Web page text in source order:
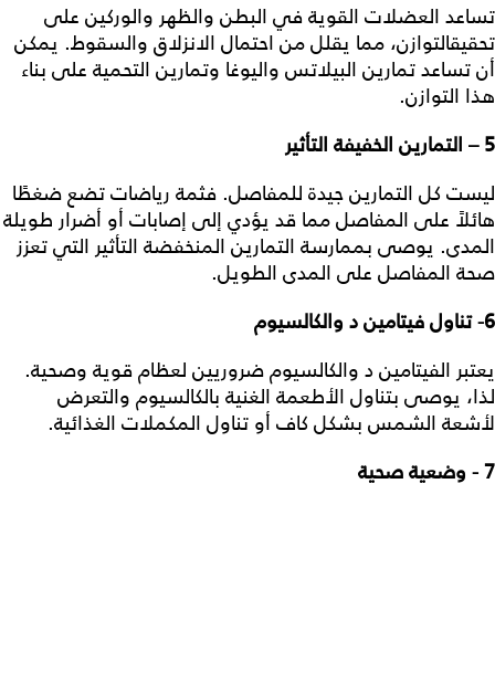
تساعد العضلات القوية في البطن والظهر والوركين على
تحقيقالتوازن، مما يقلل من احتمال الانزلاق والسقوط. يمكن
أن تساعد تمارين البيلاتس واليوغا وتمارين التحمية على بناء
هذا التوازن.
5 – التمارين الخفيفة التأثير
ليست كل التمارين جيدة للمفاصل. فثمة رياضات تضع ضغطًا
هائلاً على المفاصل مما قد يؤدي إلى إصابات أو أضرار طويلة
المدى. يوصى بممارسة التمارين المنخفضة التأثير التي تعزز
صحة المفاصل على المدى الطويل.
6- تناول فيتامين د والكالسيوم
يعتبر الفيتامين د والكالسيوم ضروريين لعظام قوية وصحية.
لذا، يوصى بتناول الأطعمة الغنية بالكالسيوم والتعرض
لأشعة الشمس بشكل كاف أو تناول المكملات الغذائية.
7 - وضعية صحية